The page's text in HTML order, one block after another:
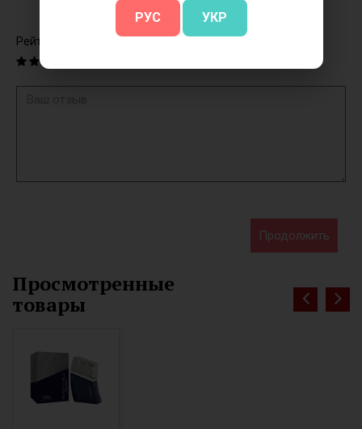
РУС УКР
Рейтинг
Продолжить
Просмотренные
товары